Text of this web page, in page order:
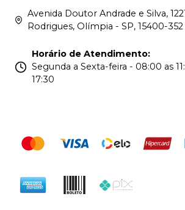
Avenida Doutor Andrade e Silva,
Rodrigues, Olímpia - SP, 15400-352
Horário de Atendimento:
Segunda a Sexta-feira - 08:00 as
17:30